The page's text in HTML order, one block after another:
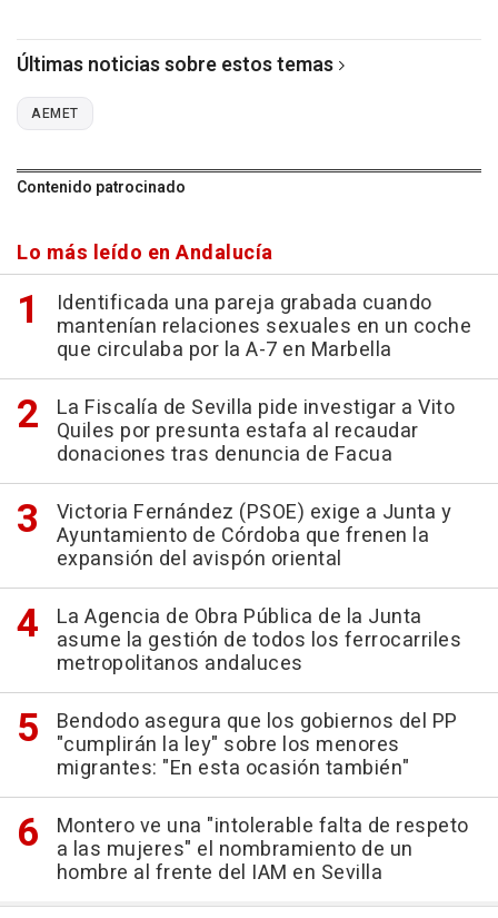
Últimas noticias sobre estos temas
AEMET
Contenido patrocinado
Lo más leído en Andalucía
Identificada una pareja grabada cuando
mantenían relaciones sexuales en un coche
que circulaba por la A-7 en Marbella
La Fiscalía de Sevilla pide investigar a Vito
Quiles por presunta estafa al recaudar
donaciones tras denuncia de Facua
Victoria Fernández (PSOE) exige a Junta y
Ayuntamiento de Córdoba que frenen la
expansión del avispón oriental
La Agencia de Obra Pública de la Junta
asume la gestión de todos los ferrocarriles
metropolitanos andaluces
Bendodo asegura que los gobiernos del PP
"cumplirán la ley" sobre los menores
migrantes: "En esta ocasión también"
Montero ve una "intolerable falta de respeto
a las mujeres" el nombramiento de un
hombre al frente del IAM en Sevilla